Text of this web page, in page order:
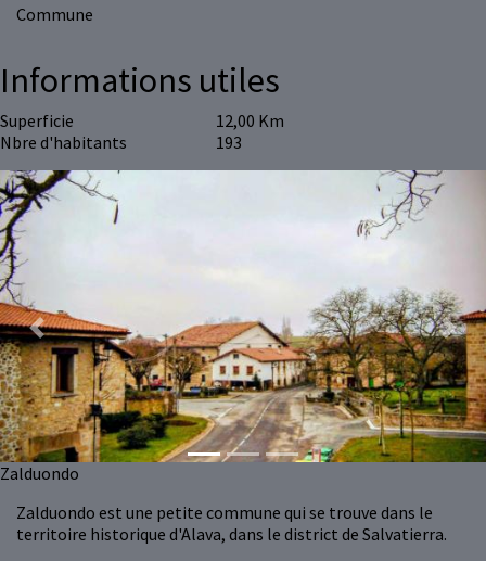
Commune
Zalduondo est une petite commune qui se trouve dans le
territoire historique d'Alava, dans le district de Salvatierra.
Informations utiles
Superficie
12,00 Km
Nbre d'habitants
193
Zalduondo
Previous Next